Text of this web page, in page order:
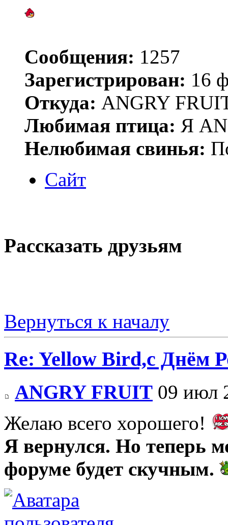
Сообщения: 1257
Зарегистрирован: 16
Откуда: ANGRY
Любимая птица: Я
Нелюбимая свинья:
Сайт
Рассказать друзьям
Вернуться к началу
Re: Yellow Bird,с Днём
ANGRY FRUIT 09 июл
Желаю всего хорошего!
Я вернулся. Но теперь
форуме будет скучным.